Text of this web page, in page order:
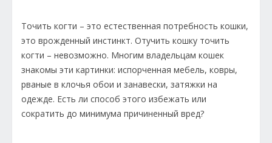
Точить когти – это естественная потребность кошки,
это врожденный инстинкт. Отучить кошку точить
когти – невозможно. Многим владельцам кошек
знакомы эти картинки: испорченная мебель, ковры,
рваные в клочья обои и занавески, затяжки на
одежде. Есть ли способ этого избежать или
сократить до минимума причиненный вред?